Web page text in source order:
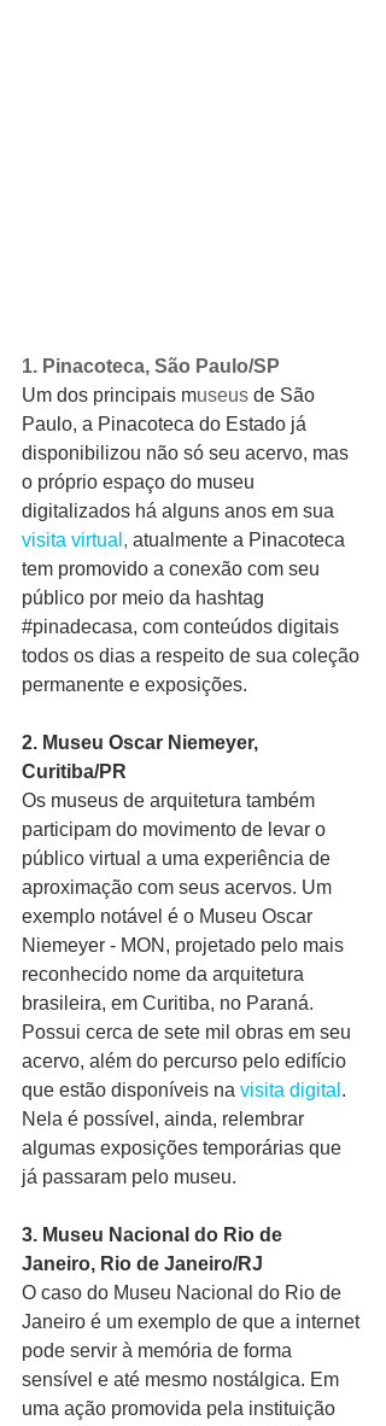
1. Pinacoteca, São Paulo/SP
Um dos principais museus de São
Paulo, a Pinacoteca do Estado já
disponibilizou não só seu acervo, mas
o próprio espaço do museu
digitalizados há alguns anos em sua
visita virtual , atualmente a Pinacoteca
tem promovido a conexão com seu
público por meio da hashtag
#pinadecasa, com conteúdos digitais
todos os dias a respeito de sua coleção
permanente e exposições.
2. Museu Oscar Niemeyer,
Curitiba/PR
Os museus de arquitetura também
participam do movimento de levar o
público virtual a uma experiência de
aproximação com seus acervos. Um
exemplo notável é o Museu Oscar
Niemeyer - MON, projetado pelo mais
reconhecido nome da arquitetura
brasileira, em Curitiba, no Paraná.
Possui cerca de sete mil obras em seu
acervo, além do percurso pelo edifício
que estão disponíveis na visita digital .
Nela é possível, ainda, relembrar
algumas exposições temporárias que
já passaram pelo museu.
3. Museu Nacional do Rio de
Janeiro, Rio de Janeiro/RJ
O caso do Museu Nacional do Rio de
Janeiro é um exemplo de que a internet
pode servir à memória de forma
sensível e até mesmo nostálgica. Em
uma ação promovida pela instituição